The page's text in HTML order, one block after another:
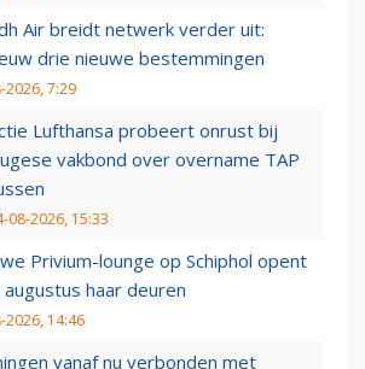
Air breidt netwerk verder uit:
drie nieuwe bestemmingen
2026, 7:29
Lufthansa probeert onrust bij
vakbond over overname TAP
08-2026, 15:33
Privium-lounge op Schiphol opent
haar deuren
2026, 14:46
vanaf nu verbonden met